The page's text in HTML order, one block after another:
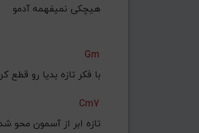
هیچکی نمیفهمه آدمو
Gm
با فکر تازه بدیا رو قطع
Cm7
تازه ابر از آسمون محو